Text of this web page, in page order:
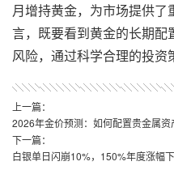
月增持黄金，为市场提供
言，既要看到黄金的长期
风险，通过科学合理的投资
上一篇：
2026年金价预测：如何配置贵金属资
下一篇：
白银单日闪崩10%，150%年度涨幅